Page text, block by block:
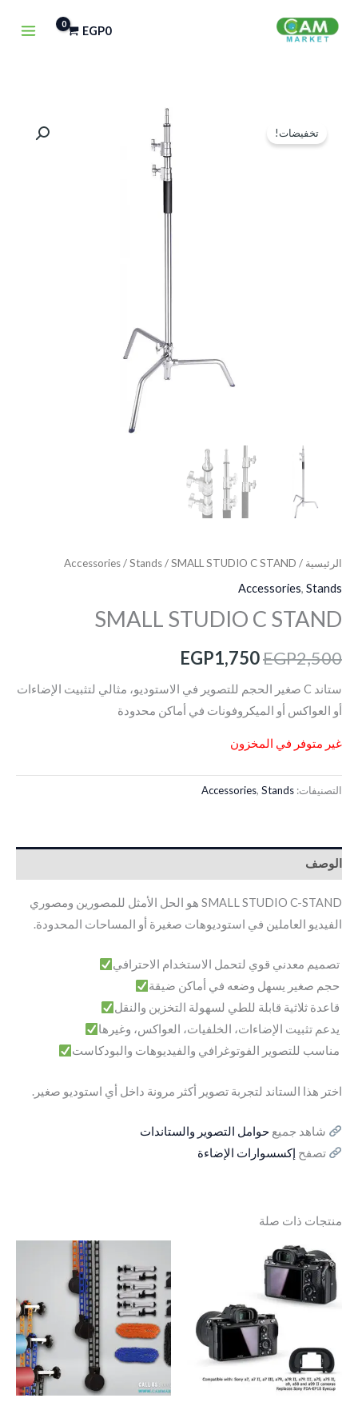
EGP0
تخفيضات!
الرئيسية /
Accessories/Stands/ SMALL STUDIO C STAND
Accessories, Stands
SMALL STUDIO C STAND
EGP2,500
EGP1,750
السعر
الحالي
هو:
EGP1,750.
ستاند C صغير الحجم للتصوير في الاستوديو، مثالي لتثبيت الإضاءات
أو العواكس أو الميكروفونات في أماكن محدودة
غير متوفر في المخزون
التصنيفات: Accessories, Stands
الوصف
SMALL STUDIO C-STAND هو الحل الأمثل للمصورين ومصوري
الفيديو العاملين في استوديوهات صغيرة أو المساحات المحدودة.
تصميم معدني قوي لتحمل الاستخدام الاحترافي
حجم صغير يسهل وضعه في أماكن ضيقة
قاعدة ثلاثية قابلة للطي لسهولة التخزين والنقل
يدعم تثبيت الإضاءات، الخلفيات، العواكس، وغيرها
مناسب للتصوير الفوتوغرافي والفيديوهات والبودكاست
اختر هذا الستاند لتجربة تصوير أكثر مرونة داخل أي استوديو صغير.
شاهد جميع حوامل التصوير والستاندات
تصفح إكسسوارات الإضاءة
منتجات ذات صلة